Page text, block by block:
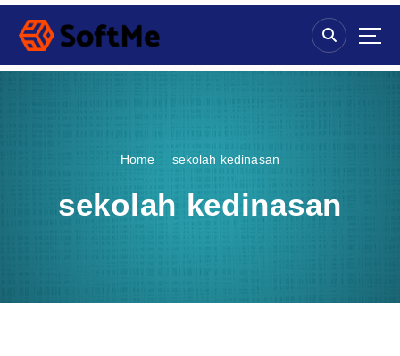
S
p
Home sekolah kedinasan
sekolah kedinasan